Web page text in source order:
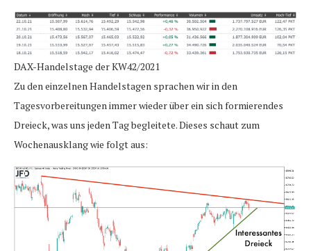
DAX-Handelstage der KW42/2021
Zu den einzelnen Handelstagen sprachen wir in den
Tagesvorbereitungen immer wieder über ein sich formierendes
Dreieck, was uns jeden Tag begleitete. Dieses schaut zum
Wochenausklang wie folgt aus: